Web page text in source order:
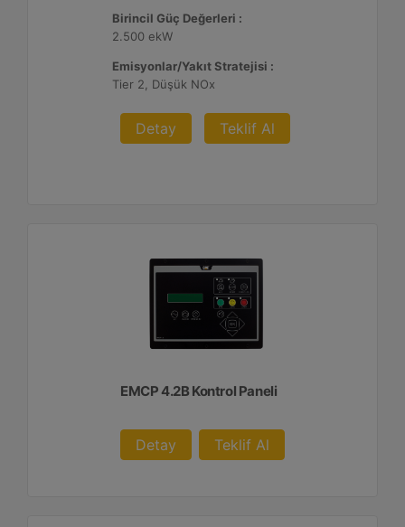
Birincil Güç Değerleri :
2.500 ekW
Emisyonlar/Yakıt Stratejisi :
Tier 2, Düşük NOx
Detay Teklif Al
EMCP 4.2B Kontrol Paneli
Detay Teklif Al